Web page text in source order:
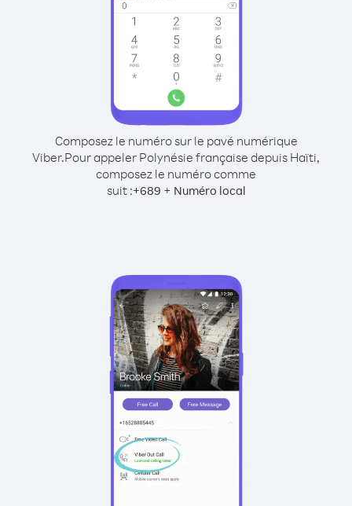
Composez le numéro sur le pavé numérique
Viber.Pour appeler Polynésie française depuis Haïti,
composez le numéro comme
suit :+689 + Numéro local